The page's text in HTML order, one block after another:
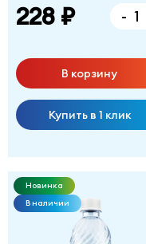
228 ₽ -
В корзину
Купить в 1 клик
Новинка
В наличии